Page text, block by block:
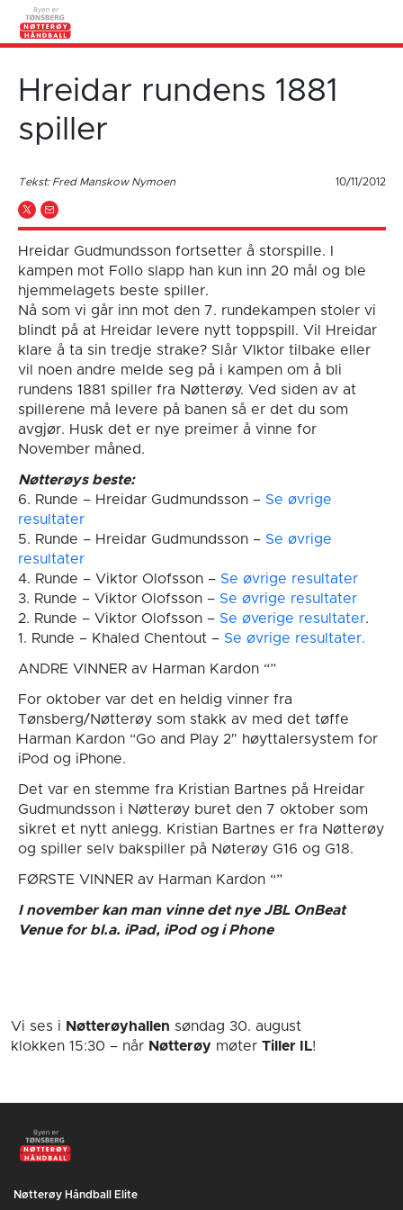
Hreidar rundens 1881
spiller
Tekst: Fred Manskow Nymoen 10/11/2012
Hreidar Gudmundsson fortsetter å storspille. I
kampen mot Follo slapp han kun inn 20 mål og ble
hjemmelagets beste spiller.
Nå som vi går inn mot den 7. rundekampen stoler vi
blindt på at Hreidar levere nytt toppspill. Vil Hreidar
klare å ta sin tredje strake? Slår VIktor tilbake eller
vil noen andre melde seg på i kampen om å bli
rundens 1881 spiller fra Nøtterøy. Ved siden av at
spillerene må levere på banen så er det du som
avgjør. Husk det er nye preimer å vinne for
November måned.
Nøtterøys beste:
6. Runde – Hreidar Gudmundsson – Se øvrige
resultater
5. Runde – Hreidar Gudmundsson – Se øvrige
resultater
4. Runde – Viktor Olofsson – Se øvrige resultater
3. Runde – Viktor Olofsson – Se øvrige resultater
2. Runde – Viktor Olofsson – Se øverige resultater.
1. Runde – Khaled Chentout – Se øvrige resultater.
ANDRE VINNER av Harman Kardon “”
For oktober var det en heldig vinner fra
Tønsberg/Nøtterøy som stakk av med det tøffe
Harman Kardon “Go and Play 2″ høyttalersystem for
iPod og iPhone.
Det var en stemme fra Kristian Bartnes på Hreidar
Gudmundsson i Nøtterøy buret den 7 oktober som
sikret et nytt anlegg. Kristian Bartnes er fra Nøtterøy
og spiller selv bakspiller på Nøterøy G16 og G18.
FØRSTE VINNER av Harman Kardon “”
I november kan man vinne det nye JBL OnBeat
Venue for bl.a. iPad, iPod og i Phone
Vi ses i Nøtterøyhallen søndag 30. august
klokken 15:30 – når Nøtterøy møter Tiller IL!
Nøtterøy Håndball Elite